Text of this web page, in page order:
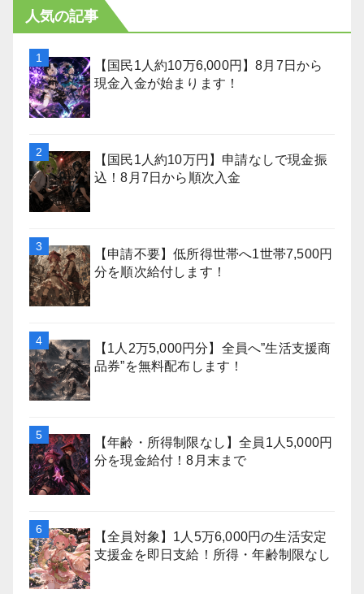
人気の記事
【国民1人約10万6,000円】8月7日から
現金入金が始まります！
【国民1人約10万円】申請なしで現金振
込！8月7日から順次入金
【申請不要】低所得世帯へ1世帯7,500円
分を順次給付します！
【1人2万5,000円分】全員へ”生活支援商
品券”を無料配布します！
【年齢・所得制限なし】全員1人5,000円
分を現金給付！8月末まで
【全員対象】1人5万6,000円の生活安定
支援金を即日支給！所得・年齢制限なし